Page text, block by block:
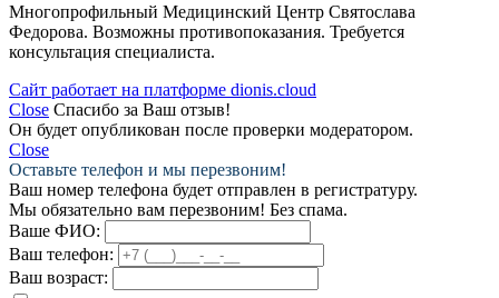
Многопрофильный Медицинский Центр Святослава
Федорова. Возможны противопоказания. Требуется
консультация специалиста.
Сайт работает на платформе dionis.cloud
Close Спасибо за Ваш отзыв!
Он будет опубликован после проверки модератором.
Close
Оставьте телефон и мы перезвоним!
Ваш номер телефона будет отправлен в регистратуру.
Мы обязательно вам перезвоним! Без спама.
Ваше ФИО:
Ваш телефон:
Ваш возраст: